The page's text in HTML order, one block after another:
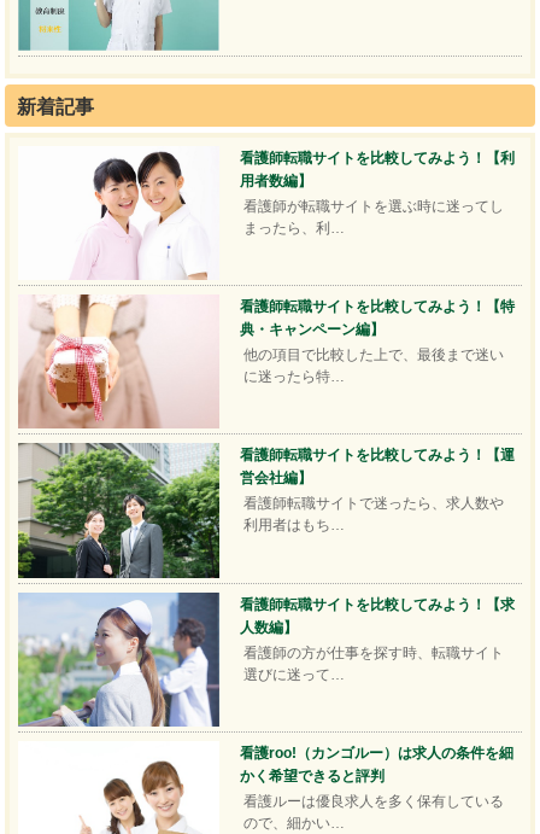
新着記事
看護師転職サイトを比較してみよう！【利
用者数編】
看護師が転職サイトを選ぶ時に迷ってし
まったら、利…
看護師転職サイトを比較してみよう！【特
典・キャンペーン編】
他の項目で比較した上で、最後まで迷い
に迷ったら特…
看護師転職サイトを比較してみよう！【運
営会社編】
看護師転職サイトで迷ったら、求人数や
利用者はもち…
看護師転職サイトを比較してみよう！【求
人数編】
看護師の方が仕事を探す時、転職サイト
選びに迷って…
看護roo!（カンゴルー）は求人の条件を細
かく希望できると評判
看護ルーは優良求人を多く保有している
ので、細かい…